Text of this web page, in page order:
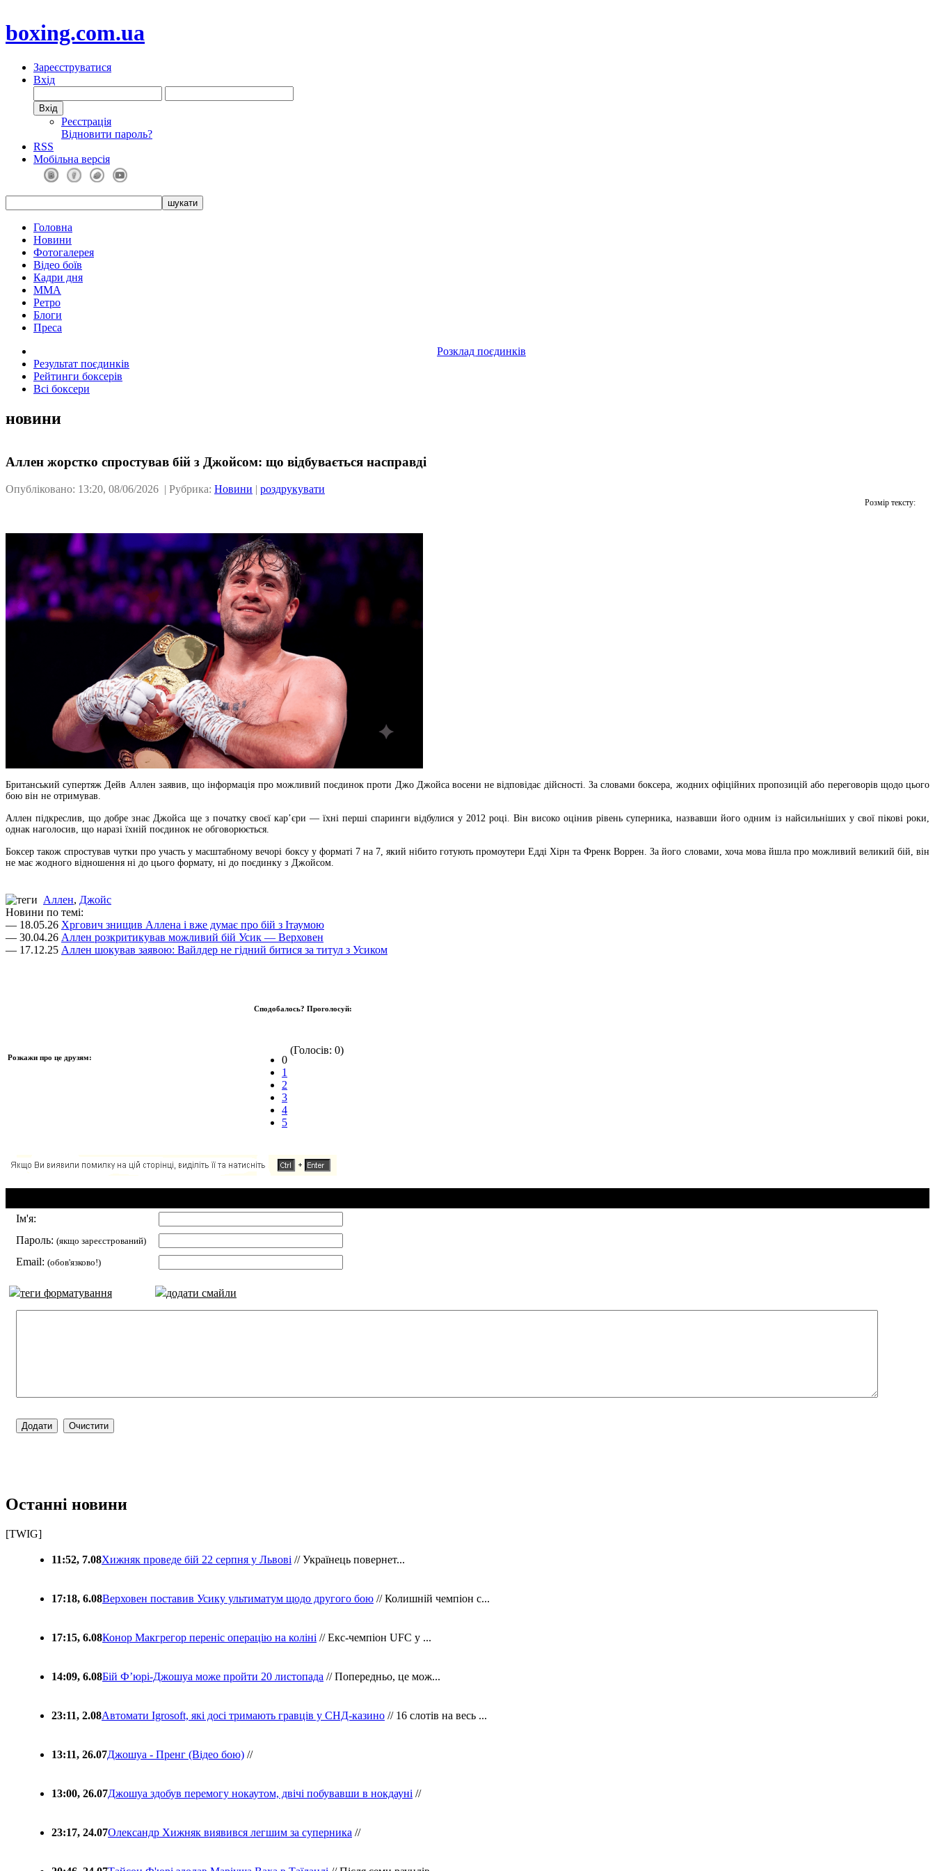
boxing.com.ua
Зареєструватися
Вхід
Реєстрація
Відновити пароль?
RSS
Мобільна версія
Головна
Новини
Фотогалерея
Відео боїв
Кадри дня
ММА
Ретро
Блоги
Преса
Розклад поєдинків
Результат поєдинків
Рейтинги боксерів
Всі боксери
новини
Аллен жорстко спростував бій з Джойсом: що відбувається насправді
Опубліковано: 13:20, 08/06/2026 | Рубрика: Новини | роздрукувати
Розмір тексту:
Британський супертяж Дейв Аллен заявив, що інформація про можливий поєдинок проти Джо Джойса восени не відповідає дійсності. За словами боксера, жодних офіційних пропозицій або переговорів щодо цього
бою він не отримував.
Аллен підкреслив, що добре знає Джойса ще з початку своєї кар’єри — їхні перші спаринги відбулися у 2012 році. Він високо оцінив рівень суперника, назвавши його одним із найсильніших у свої пікові роки,
однак наголосив, що наразі їхній поєдинок не обговорюється.
Боксер також спростував чутки про участь у масштабному вечорі боксу у форматі 7 на 7, який нібито готують промоутери Едді Хірн та Френк Воррен. За його словами, хоча мова йшла про можливий великий бій, він
не має жодного відношення ні до цього формату, ні до поєдинку з Джойсом.
Аллен, Джойс
Новини по темі:
— 18.05.26 Хргович знищив Аллена і вже думає про бій з Ітаумою
— 30.04.26 Аллен розкритикував можливий бій Усик — Верховен
— 17.12.25 Аллен шокував заявою: Вайлдер не гідний битися за титул з Усиком
Розкажи про це друзям:
Сподобалось? Проголосуй:
0
1
2
3
4
5
(Голосів: 0)
Ім'я:
Пароль: (якщо зареєстрований)
Email: (обов'язково!)
теги форматування додати смайли
Останні новини
[TWIG]
11:52, 7.08Хижняк проведе бій 22 серпня у Львові // Українець повернет...
17:18, 6.08Верховен поставив Усику ультиматум щодо другого бою // Колишній чемпіон с...
17:15, 6.08Конор Макгрегор переніс операцію на коліні // Екс-чемпіон UFC у ...
14:09, 6.08Бій Ф’юрі-Джошуа може пройти 20 листопада // Попередньо, це мож...
23:11, 2.08Автомати Igrosoft, які досі тримають гравців у СНД-казино // 16 слотів на весь ...
13:11, 26.07Джошуа - Пренг (Відео бою) //
13:00, 26.07Джошуа здобув перемогу нокаутом, двічі побувавши в нокдауні //
23:17, 24.07Олександр Хижняк виявився легшим за суперника //